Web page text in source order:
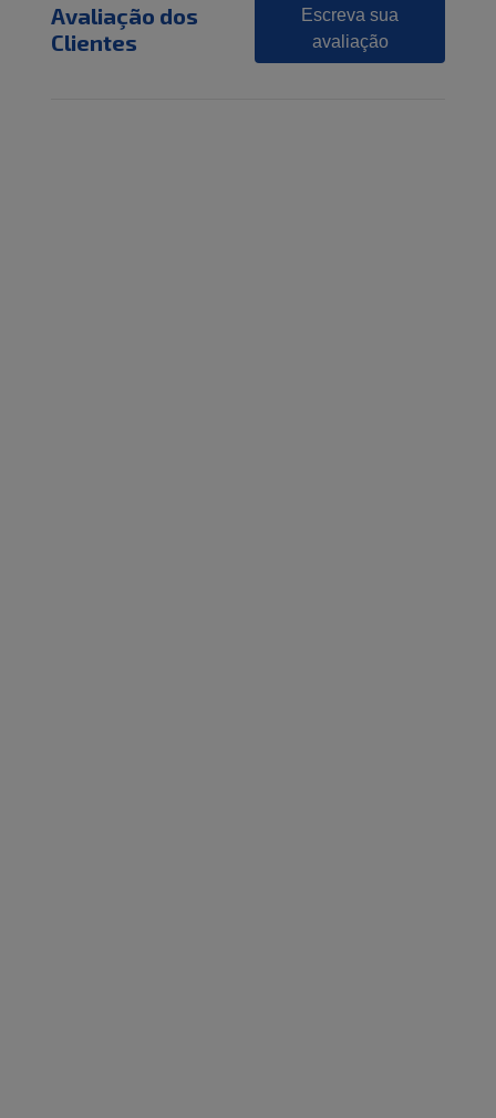
Avaliação dos
Clientes
Escreva sua
avaliação